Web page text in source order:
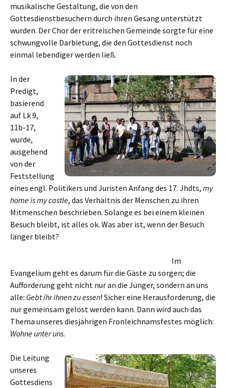
musikalische Gestaltung, die von den
Gottesdienstbesuchern durch ihren Gesang unterstützt
wurden. Der Chor der eritreischen Gemeinde sorgte für eine
schwungvolle Darbietung, die den Gottesdienst noch
einmal lebendiger werden ließ.
In der
Predigt,
basierend
auf Lk 9,
11b-17,
wurde,
ausgehend
von der
Feststellung
eines engl. Politikers und Juristen Anfang des 17. Jhdts, my
home is my castle, das Verhältnis der Menschen zu ihren
Mitmenschen beschrieben. Solange es bei einem kleinen
Besuch bleibt, ist alles ok. Was aber ist, wenn der Besuch
länger bleibt?
Im
Evangelium geht es darum für die Gäste zu sorgen; die
Aufforderung geht nicht nur an die Jünger, sondern an uns
alle: Gebt ihr ihnen zu essen! Sicher eine Herausforderung, die
nur gemeinsam gelöst werden kann. Dann wird auch das
Thema unseres diesjährigen Fronleichnamsfestes möglich:
Wohne unter uns.
Die Leitung
unseres
Gottesdiens